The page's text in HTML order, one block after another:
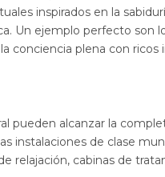
inspirados en la
Un ejemplo perfecto son
conciencia plena con ricos
pueden alcanzar la
instalaciones de clase
relajación, cabinas de